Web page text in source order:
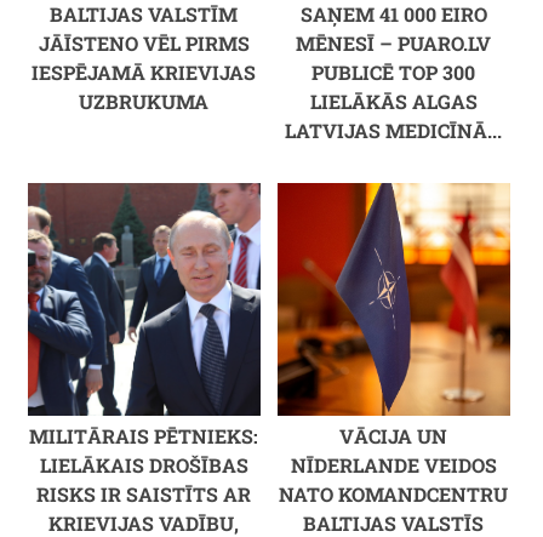
BALTIJAS VALSTĪM
JĀĪSTENO VĒL PIRMS
IESPĒJAMĀ KRIEVIJAS
UZBRUKUMA
SAŅEM 41 000 EIRO
MĒNESĪ – PUARO.LV
PUBLICĒ TOP 300
LIELĀKĀS ALGAS
LATVIJAS MEDICĪNĀ...
MILITĀRAIS PĒTNIEKS:
LIELĀKAIS DROŠĪBAS
RISKS IR SAISTĪTS AR
KRIEVIJAS VADĪBU,
VĀCIJA UN
NĪDERLANDE VEIDOS
NATO KOMANDCENTRU
BALTIJAS VALSTĪS